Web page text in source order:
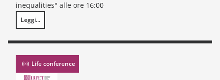
inequalities" alle ore 16:00
Leggi...
Disuguaglianza e sviluppo rivisitati: l’eredità di Giovanni Andrea Cornia
Life conference